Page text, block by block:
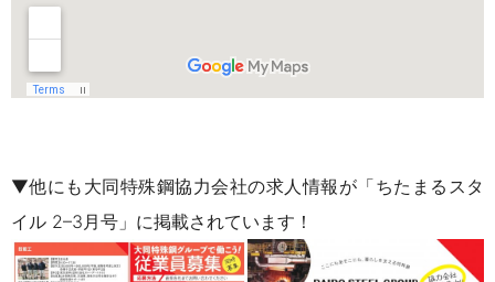
▼他にも大同特殊鋼協力会社の求人情報が「ちたまるスタ
イル 2–3月号」に掲載されています！